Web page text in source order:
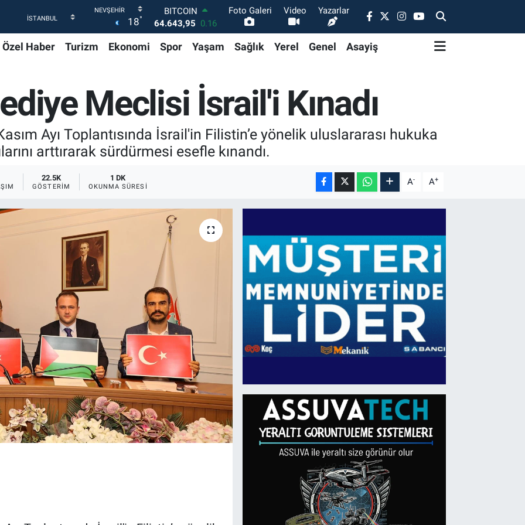
18°
DOLAR
47,6704
0
EURO
55,0406
-0.08
GRAM ALTIN
6500.87
0.12
BİST100
BITCOIN
64.643,95 0.16
Foto Galeri Video Yazarlar
Özel Haber Turizm Ekonomi Spor Yaşam Sağlık Yerel Genel Asayiş
Meclisi İsrail'i Kınadı
Ayı Toplantısında İsrail'in Filistin’e yönelik uluslararası hukuka
arttırarak sürdürmesi esefle kınandı.
22.5K
GÖSTERIM
1 DK
OKUNMA SÜRESI A- A+